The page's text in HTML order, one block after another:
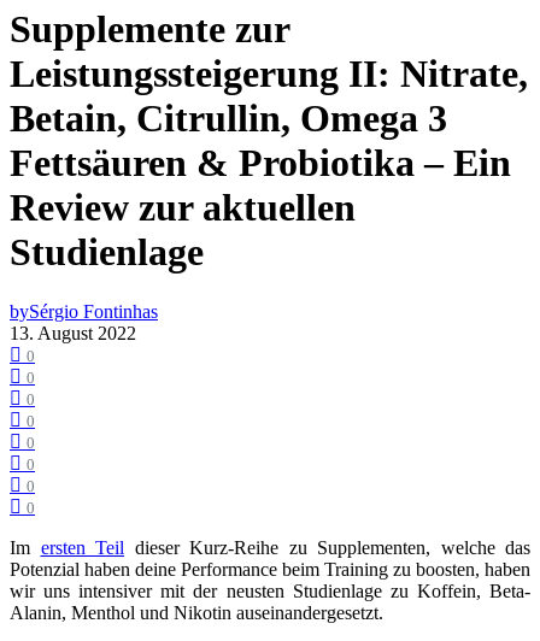
Supplemente zur
Leistungssteigerung II: Nitrate,
Betain, Citrullin, Omega 3
Fettsäuren & Probiotika – Ein
Review zur aktuellen
Studienlage
bySérgio Fontinhas
13. August 2022
0
0
0
0
0
0
0
0
Im ersten Teil dieser Kurz-Reihe zu Supplementen, welche das
Potenzial haben deine Performance beim Training zu boosten, haben
wir uns intensiver mit der neusten Studienlage zu Koffein, Beta-
Alanin, Menthol und Nikotin auseinandergesetzt.